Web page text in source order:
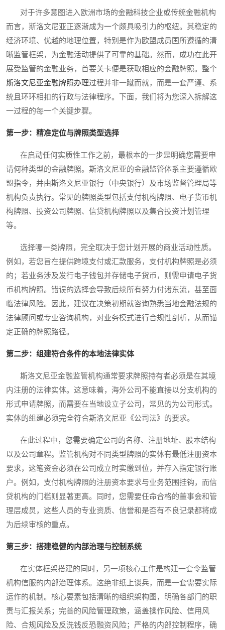
对于许多意图进入欧洲市场的金融科技企业或传统金融机构
而言，斯洛文尼亚正逐渐成为一个颇具吸引力的枢纽。其稳定的
经济环境、优越的地理位置，特别是作为欧盟成员国所遵循的清
晰监管框架，为金融活动提供了可靠的基础。然而，成功在此开
展受监管的金融业务，首要关卡便是获取相应的金融牌照。整个
斯洛文尼亚金融牌照办理过程并非一蹴而就，而是一套严谨、系
统且环环相扣的行政与法律程序。下面，我们将为您深入拆解这
一过程的每一个关键步骤。
第一步：精准定位与牌照类型选择
在启动任何实质性工作之前，最根本的一步是明确您需要申
请何种类型的金融牌照。斯洛文尼亚的金融监管体系主要遵循欧
盟指令，并由斯洛文尼亚银行（中央银行）及市场监督管理局等
机构负责执行。常见的牌照类型包括支付机构牌照、电子货币机
构牌照、投资公司牌照、信贷机构牌照以及集合投资计划管理
等。
选择哪一类牌照，完全取决于您计划开展的商业活动性质。
例如，若您旨在提供跨境支付或汇款服务，支付机构牌照是必须
的；若业务涉及发行电子钱包并存储电子货币，则需申请电子货
币机构牌照。错误的选择会导致后续所有努力付诸东流，甚至面
临法律风险。因此，建议在决策初期就咨询熟悉当地金融法规的
法律顾问或专业咨询机构，对业务模式进行合规性剖析，从而锚
定正确的牌照路径。
第二步：组建符合条件的本地法律实体
斯洛文尼亚金融监管机构通常要求牌照持有者必须是在其境
内注册的法律实体。这意味着，海外公司不能直接以分支机构的
形式申请牌照，而需要在当地设立子公司，常见的为公司形式。
实体的组建必须完全符合斯洛文尼亚《公司法》的要求。
在此过程中，您需要确定公司的名称、注册地址、股本结构
以及公司章程。监管机构对不同类型牌照的实体有最低注册资本
要求，这笔资金必须在公司成立时实缴到位，并存入指定银行账
户。例如，支付机构牌照的注册资本要求与业务范围挂钩，而信
贷机构的门槛则显著更高。同时，您需要任命合格的董事会和管
理层成员，这些人员的专业资质、信誉和是否有不良记录都将成
为后续审核的重点。
第三步：搭建稳健的内部治理与控制系统
在实体框架搭建的同时，另一项核心工作是构建一套令监管
机构信服的内部治理体系。这绝非纸上谈兵，而是一套需要实际
运作的机制。核心要素包括清晰的组织架构图，明确各部门的职
责与汇报关系；完善的风险管理政策，涵盖操作风险、信用风
险、合规风险及反洗钱反恐融资风险；严格的内部控制程序，确